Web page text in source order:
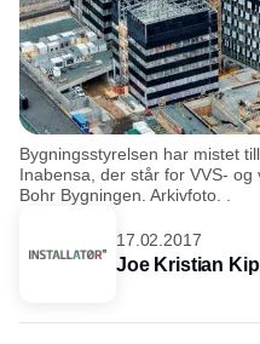
Bygningsstyrelsen har mistet
Inabensa, der står for VVS-
Bohr Bygningen. Arkivfoto. .
17.02.2017
Joe Kristian